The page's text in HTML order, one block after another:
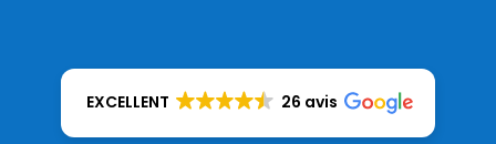
EXCELLENT 26 avis